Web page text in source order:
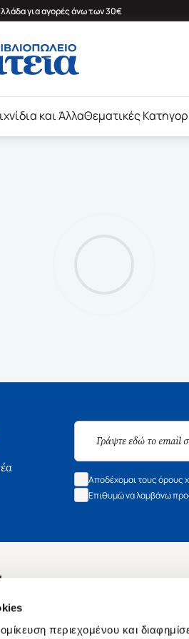
περιεχομένου και
για αγορές άνω των 30€
και ΆλλαΘεματικές
Αποδέχομαι τους όρους
Επιθυμώ να λαμβάνω